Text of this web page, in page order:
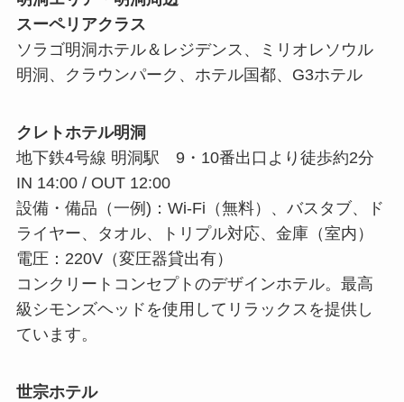
スーペリアクラス
ソラゴ明洞ホテル＆レジデンス、ミリオレソウル
明洞、クラウンパーク、ホテル国都、G3ホテル
クレトホテル明洞
地下鉄4号線 明洞駅 9・10番出口より徒歩約2分
IN 14:00 / OUT 12:00
設備・備品（一例)：Wi-Fi（無料）、バスタブ、ド
ライヤー、タオル、トリプル対応、金庫（室内）
電圧：220V（変圧器貸出有）
コンクリートコンセプトのデザインホテル。最高
級シモンズヘッドを使用してリラックスを提供し
ています。
世宗ホテル